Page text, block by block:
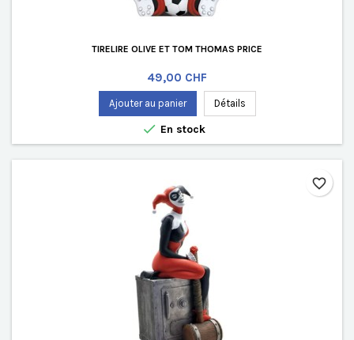
TIRELIRE OLIVE ET TOM THOMAS PRICE
Prix
49,00 CHF
Ajouter au panier Détails
 En stock
favorite_border